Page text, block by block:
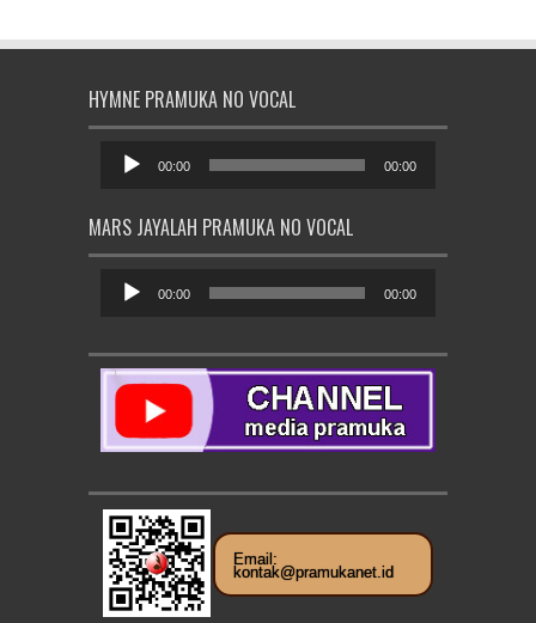
HYMNE PRAMUKA NO VOCAL
Audio
00:00 00:00
MARS JAYALAH PRAMUKA NO VOCAL
Audio
00:00 00:00
Email:
kontak@pramukanet.id